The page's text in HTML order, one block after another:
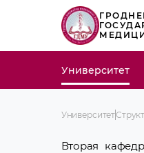
Университет
Университет
Вторая